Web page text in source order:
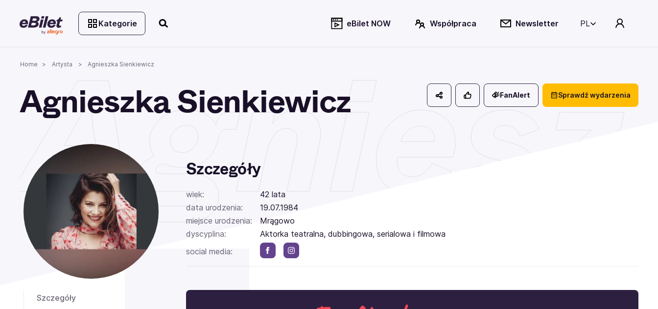
Kategorie eBilet NOW Współpraca Newsletter PL
Home Artysta Agnieszka Sienkiewicz
Agnieszka Sienkiewicz FanAlert Sprawdź wydarzenia
Szczegóły
Szczegóły
wiek:
42 lata
data urodzenia:
19.07.1984
miejsce urodzenia:
Mrągowo
dyscyplina:
Aktorka teatralna, dubbingowa, serialowa i filmowa
social media: